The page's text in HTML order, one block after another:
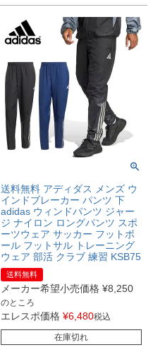
送料無料 アディダス メンズ ウ
インドブレーカー パンツ 下
adidas ウィンドパンツ ジャー
ジ ナイロン ロングパンツ スポ
ーツウェア サッカー フットボ
ール フットサル トレーニング
ウェア 部活 クラブ 練習 KSB75
送料無料
メーカー希望小売価格 ¥8,250
のところ
エレスポ価格 ¥6,480税込
在庫切れ